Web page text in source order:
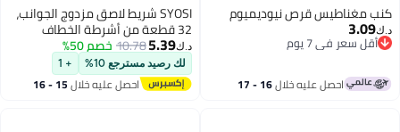
16 - 17
SYOSI شريط لاصق مزدوج الجوانب،
32 قطعة من أشرطة الخطاف
والحلقة شديدة التحمل مع ظهر
لاصق، مثبت بقوة متشابك،
للاستخدام في المنزل والمكتب
د.ك‏5.39
+ 1
احصل عليه خلال 15 - 16